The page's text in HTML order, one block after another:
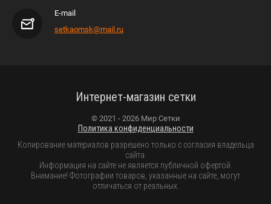
E-mail
setkaomsk@mail.ru
Интернет-магазин сетки
© 2021 - 2026 Мир Сетки
Политика конфиденциальности
Копирование материалов разрешено только с согласия владельца
сайта.
Информация на сайте не является публичной офертой.
Внимание! Фотографии товаров, указанные на сайте, могут
отличаться от реальных.